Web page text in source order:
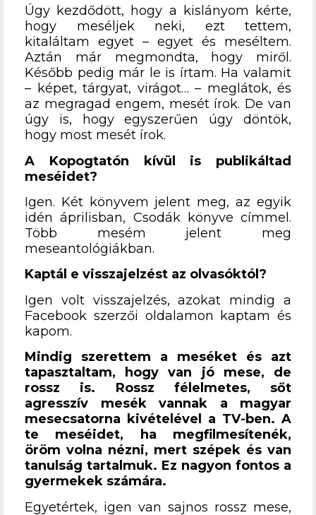
Úgy kezdődött, hogy a kislányom kérte,
hogy meséljek neki, ezt tettem,
kitaláltam egyet – egyet és meséltem.
Aztán már megmondta, hogy miről.
Később pedig már le is írtam. Ha valamit
– képet, tárgyat, virágot… – meglátok, és
az megragad engem, mesét írok. De van
úgy is, hogy egyszerűen úgy döntök,
hogy most mesét írok.
A Kopogtatón kívül is publikáltad
meséidet?
Igen. Két könyvem jelent meg, az egyik
idén áprilisban, Csodák könyve címmel.
Több mesém jelent meg
meseantológiákban.
Kaptál e visszajelzést az olvasóktól?
Igen volt visszajelzés, azokat mindig a
Facebook szerzői oldalamon kaptam és
kapom.
Mindig szerettem a meséket és azt
tapasztaltam, hogy van jó mese, de
rossz is. Rossz félelmetes, sőt
agresszív mesék vannak a magyar
mesecsatorna kivételével a TV-ben. A
te meséidet, ha megfilmesítenék,
öröm volna nézni, mert szépek és van
tanulság tartalmuk. Ez nagyon fontos a
gyermekek számára.
Egyetértek, igen van sajnos rossz mese,